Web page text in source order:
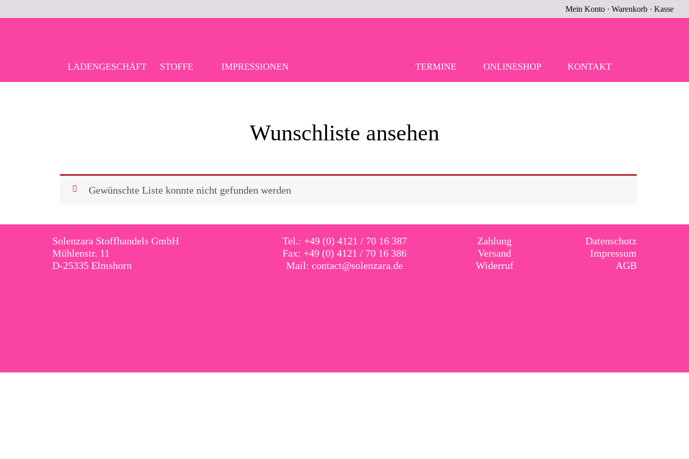
Mein Konto · Warenkorb · Kasse
LADENGESCHÄFT STOFFE IMPRESSIONEN TERMINE ONLINESHOP KONTAKT
Wunschliste ansehen
Gewünschte Liste konnte nicht gefunden werden
Solenzara Stoffhandels GmbH
Mühlenstr. 11
D-25335 Elmshorn
Tel.: +49 (0) 4121 / 70 16 387
Fax: +49 (0) 4121 / 70 16 386
Mail: contact@solenzara.de
Zahlung
Versand
Widerruf
Datenschutz
Impressum
AGB